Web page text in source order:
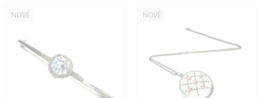
NOVÉ NOVÉ